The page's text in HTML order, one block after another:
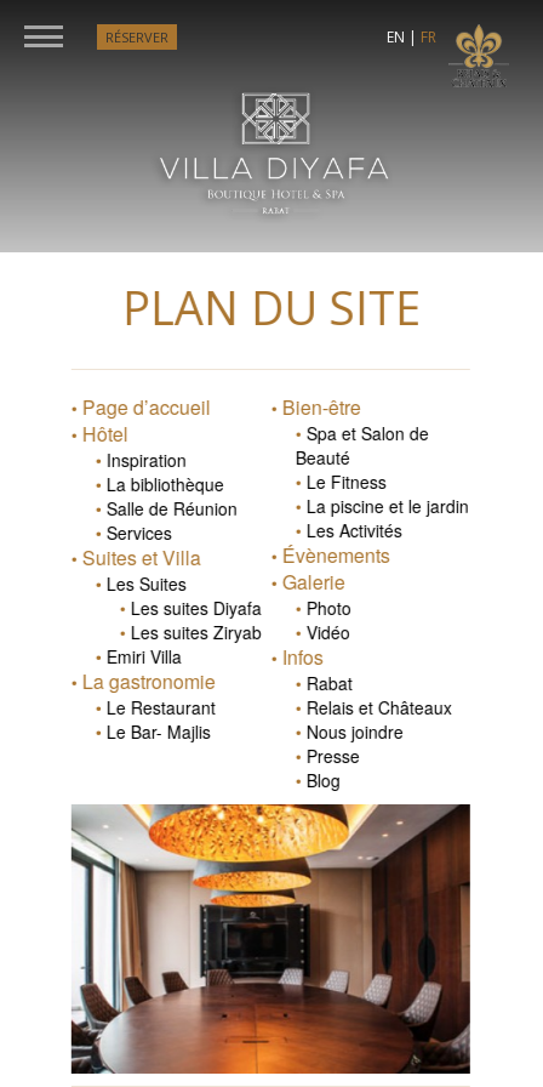
RÉSERVER EN | FR
PLAN DU SITE
Page d’accueil
Hôtel
Inspiration
La bibliothèque
Salle de Réunion
Services
Suites et Villa
Les Suites
Les suites Diyafa
Les suites Ziryab
Emiri Villa
La gastronomie
Le Restaurant
Le Bar- Majlis
Bien-être
Spa et Salon de
Beauté
Le Fitness
La piscine et le jardin
Les Activités
Évènements
Galerie
Photo
Vidéo
Infos
Rabat
Relais et Châteaux
Nous joindre
Presse
Blog